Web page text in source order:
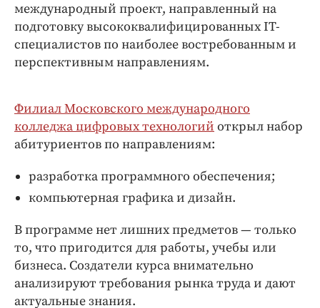
Происшествия
Спорт
Экономика и бизнес
Блоги
Издания
Медиаперсона
Интересное чтиво
Клиника года
Работодатель года
международный проект, направленный на
подготовку высококвалифицированных IT-
специалистов по наиболее востребованным и
перспективным направлениям.
Филиал Московского международного
колледжа цифровых технологий открыл набор
абитуриентов по направлениям:
разработка программного обеспечения;
компьютерная графика и дизайн.
В программе нет лишних предметов — только
то, что пригодится для работы, учебы или
бизнеса. Создатели курса внимательно
анализируют требования рынка труда и дают
актуальные знания.